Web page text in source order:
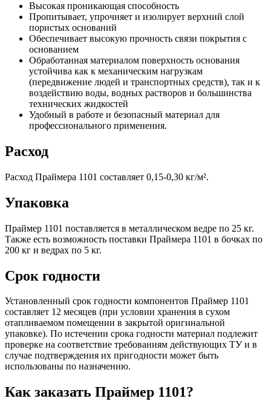
Высокая проникающая способность
Пропитывает, упрочняет и изолирует верхний слой
пористых оснований
Обеспечивает высокую прочность связи покрытия с
основанием
Обработанная материалом поверхность основания
устойчива как к механическим нагрузкам
(передвижение людей и транспортных средств), так и к
воздействию воды, водных растворов и большинства
технических жидкостей
Удобный в работе и безопасный материал для
профессионального применения.
Расход
Расход Праймера 1101 составляет 0,15-0,30 кг/м².
Упаковка
Праймер 1101 поставляется в металлическом ведре по 25 кг.
Также есть возможность поставки Праймера 1101 в бочках по
200 кг и ведрах по 5 кг.
Срок годности
Установленный срок годности компонентов Праймер 1101
составляет 12 месяцев (при условии хранения в сухом
отапливаемом помещении в закрытой оригинальной
упаковке). По истечении срока годности материал подлежит
проверке на соответствие требованиям действующих ТУ и в
случае подтверждения их пригодности может быть
использованы по назначению.
Как заказать Праймер 1101?